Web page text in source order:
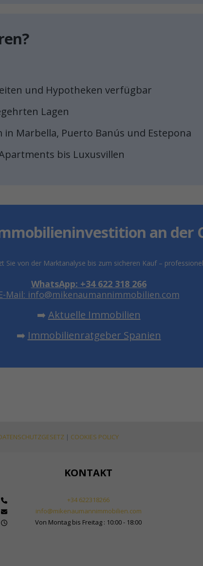
und Hypotheken verfügbar
Lagen
Marbella, Puerto Banús und Estepona
bis Luxusvillen
an der
Sie von der Marktanalyse bis zum sicheren Kauf –
WhatsApp: +34 622 318 266
Mail: info@mikenaumannimmobilien.com
➡️ Aktuelle Immobilien
➡️ Immobilienratgeber Spanien
| COOKIES POLICY
KONTAKT
+34 622318266
info@mikenaumannimmobilien.com
Von Montag bis Freitag : 10:00 - 18:00